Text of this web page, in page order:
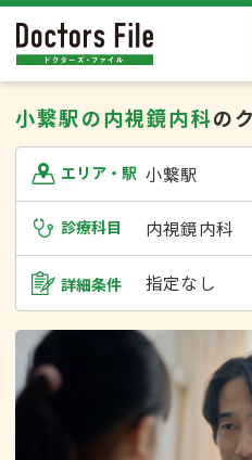
小繋駅の内視鏡内科の
エリア・駅 小繋駅
診療科目 内視鏡内科
詳細条件 指定なし